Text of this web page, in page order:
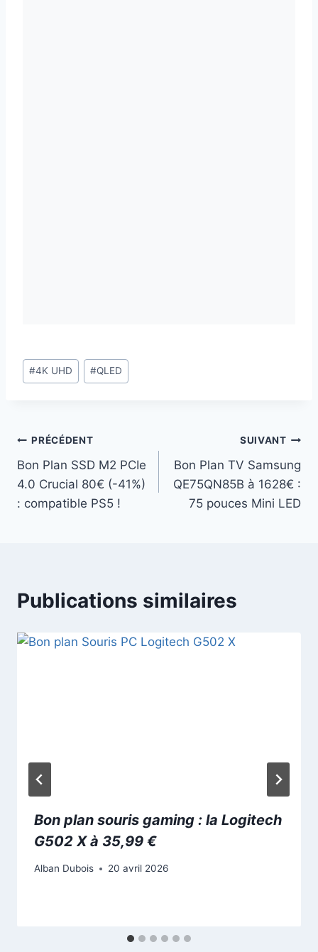
Étiquettes
de
#4K UHD #QLED
Navigation
de
l’article
PRÉCÉDENT
Bon Plan SSD M2 PCIe
4.0 Crucial 80€ (-41%)
: compatible PS5 !
SUIVANT
Bon Plan TV Samsung
QE75QN85B à 1628€ :
75 pouces Mini LED
Publications similaires
Bon plan souris gaming : la Logitech
G502 X à 35,99 €
Alban Dubois 20 avril 2026